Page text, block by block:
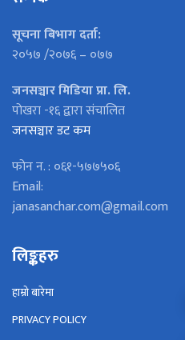
सूचना बिभाग दर्ता:
२०५७ /२०७६ – ०७७
जनसञ्चार मिडिया प्रा. लि.
पोखरा -१६ द्वारा संचालित
जनसञ्चार डट कम
फोन न. : ०६१-५७७५०६
Email:
janasanchar.com@gmail.com
लिङ्कहरु
हाम्रो बारेमा
PRIVACY POLICY